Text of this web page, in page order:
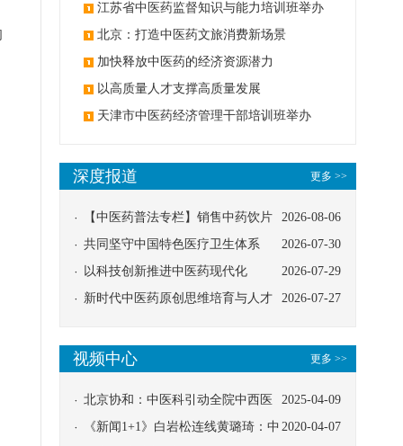
办 江苏省中医药监督知识与能力培训班举办
北京：打造中医药文旅消费新场景
加快释放中医药的经济资源潜力
以高质量人才支撑高质量发展
天津市中医药经济管理干部培训班举办
更多 >>
深度报道
2026-08-06
【中医药普法专栏】销售中药饮片
应告知煎服方法及注意事项
2026-07-30
共同坚守中国特色医疗卫生体系
2026-07-29
以科技创新推进中医药现代化
2026-07-27
新时代中医药原创思维培育与人才
更多 >>
视频中心
2025-04-09
北京协和：中医科引动全院中西医
协同
2020-04-07
《新闻1+1》白岩松连线黄璐琦：中